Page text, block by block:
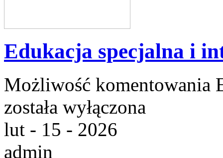
Edukacja specjalna i
Możliwość komentowania
została wyłączona
lut - 15 - 2026
admin